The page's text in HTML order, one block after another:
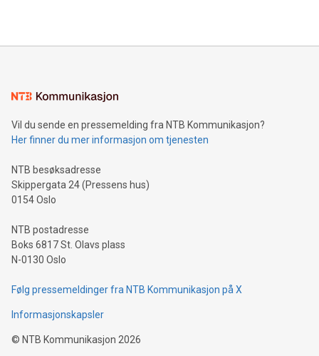
Vil du sende en pressemelding fra NTB Kommunikasjon?
Her finner du mer informasjon om tjenesten
NTB besøksadresse
Skippergata 24 (Pressens hus)
0154 Oslo
NTB postadresse
Boks 6817 St. Olavs plass
N-0130 Oslo
Følg pressemeldinger fra NTB Kommunikasjon på X
Informasjonskapsler
© NTB Kommunikasjon 2026